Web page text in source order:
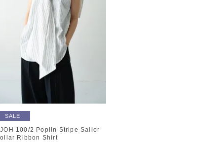
SALE
100/2 Poplin Stripe Sailor
Ribbon Shirt